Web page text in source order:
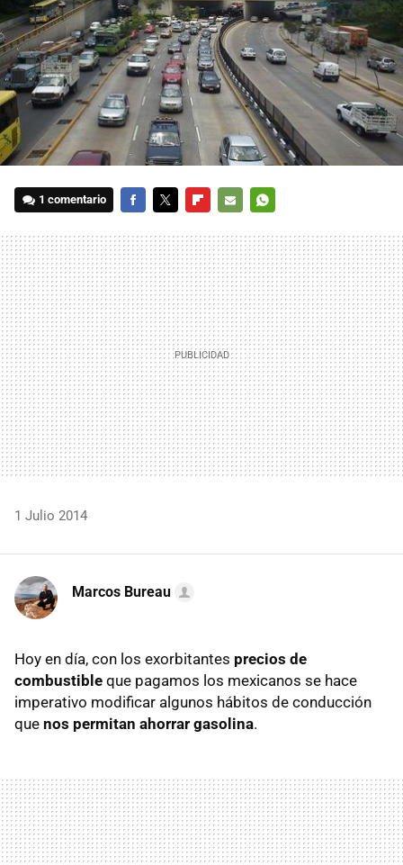
1 comentario
MAIL
1 Julio 2014
Marcos Bureau
Hoy en día, con los exorbitantes precios de
combustible que pagamos los mexicanos se hace
imperativo modificar algunos hábitos de conducción
que nos permitan ahorrar gasolina.